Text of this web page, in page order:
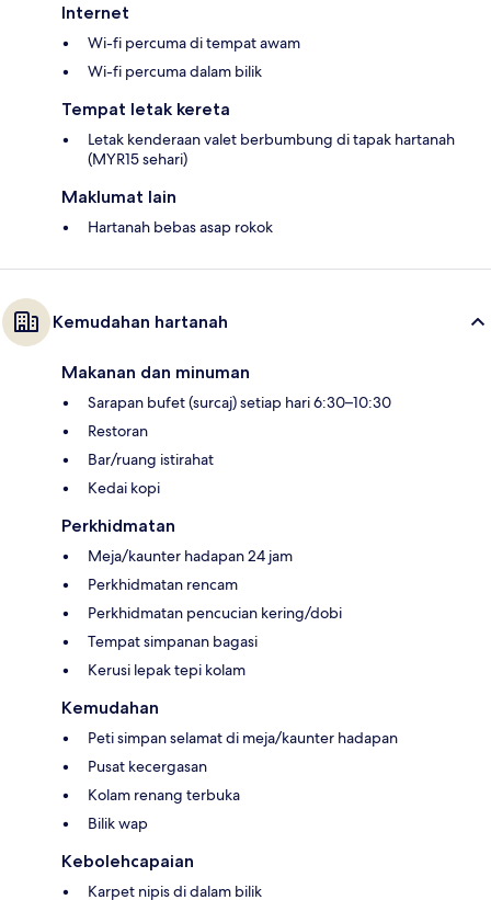
Internet
Wi-fi percuma di tempat awam
Wi-fi percuma dalam bilik
Tempat letak kereta
Letak kenderaan valet berbumbung di tapak hartanah
(MYR15 sehari)
Maklumat lain
Hartanah bebas asap rokok
Kemudahan hartanah
Makanan dan minuman
Sarapan bufet (surcaj) setiap hari 6:30–10:30
Restoran
Bar/ruang istirahat
Kedai kopi
Perkhidmatan
Meja/kaunter hadapan 24 jam
Perkhidmatan rencam
Perkhidmatan pencucian kering/dobi
Tempat simpanan bagasi
Kerusi lepak tepi kolam
Kemudahan
Peti simpan selamat di meja/kaunter hadapan
Pusat kecergasan
Kolam renang terbuka
Bilik wap
Kebolehcapaian
Karpet nipis di dalam bilik